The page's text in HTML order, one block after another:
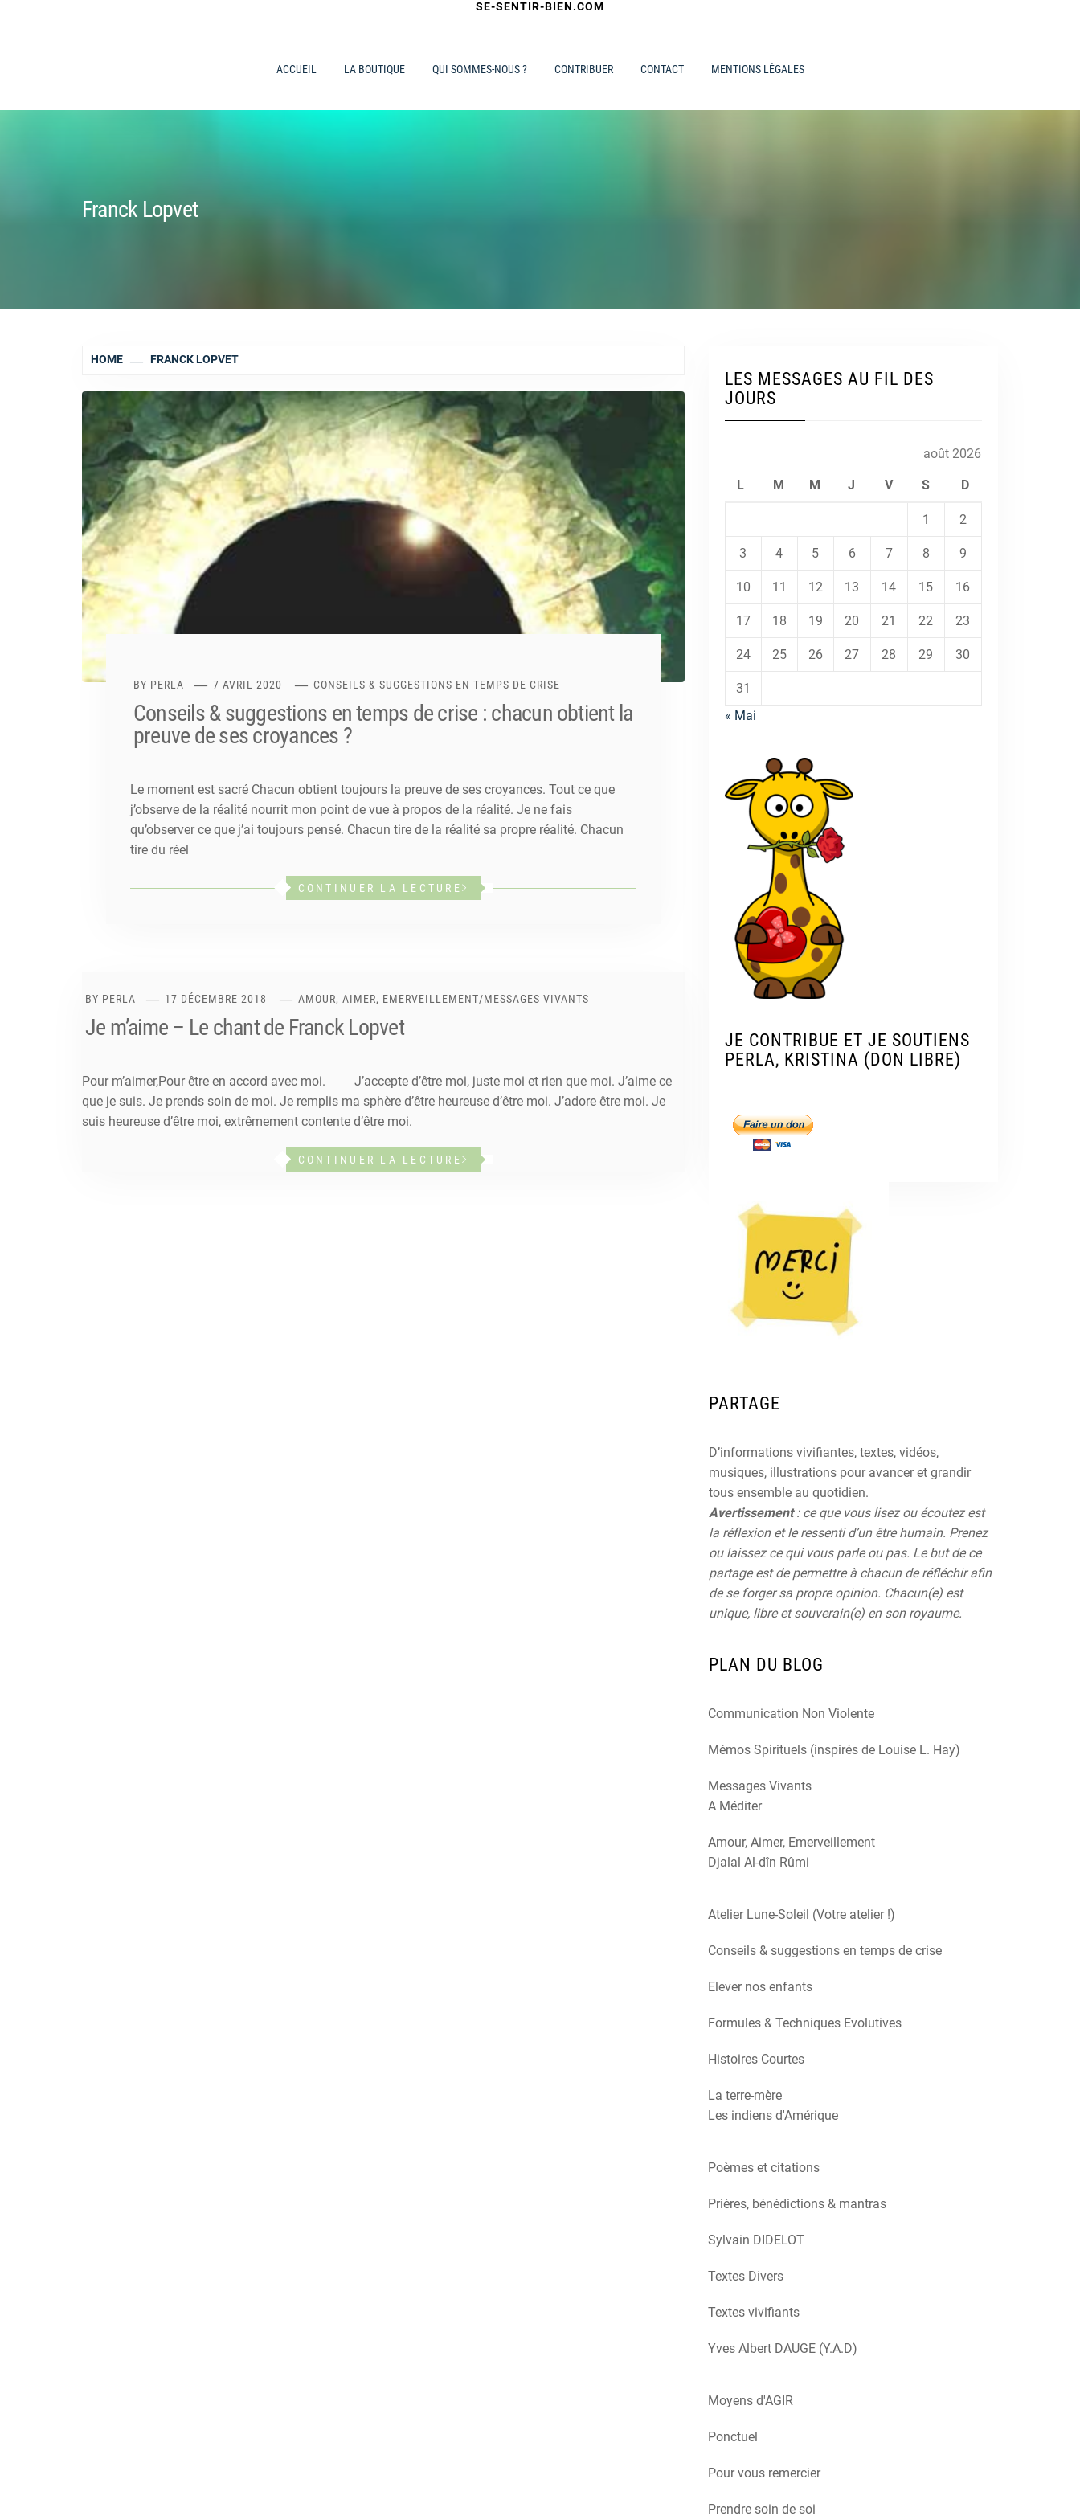
SE-SENTIR-BIEN.COM
ACCUEIL LA BOUTIQUE QUI SOMMES-NOUS ? CONTRIBUER CONTACT MENTIONS LÉGALES
Franck Lopvet
HOME FRANCK LOPVET
BY PERLA 7 AVRIL 2020 CONSEILS & SUGGESTIONS EN TEMPS DE CRISE
Conseils & suggestions en temps de crise : chacun obtient la
preuve de ses croyances ?
Le moment est sacré Chacun obtient toujours la preuve de ses croyances. Tout ce que
j’observe de la réalité nourrit mon point de vue à propos de la réalité. Je ne fais
qu’observer ce que j’ai toujours pensé. Chacun tire de la réalité sa propre réalité. Chacun
tire du réel
CONTINUER LA LECTURE
BY PERLA 17 DÉCEMBRE 2018 AMOUR, AIMER, EMERVEILLEMENT/MESSAGES VIVANTS
Je m’aime – Le chant de Franck Lopvet
Pour m’aimer,Pour être en accord avec moi. J’accepte d’être moi, juste moi et rien que moi. J’aime ce
que je suis. Je prends soin de moi. Je remplis ma sphère d’être heureuse d’être moi. J’adore être moi. Je
suis heureuse d’être moi, extrêmement contente d’être moi.
CONTINUER LA LECTURE
LES MESSAGES AU FIL DES
JOURS
août 2026
L M M J V S D
1 2
3 4 5 6 7 8 9
10 11 12 13 14 15 16
17 18 19 20 21 22 23
24 25 26 27 28 29 30
31
« Mai
JE CONTRIBUE ET JE SOUTIENS
PERLA, KRISTINA (DON LIBRE)
PARTAGE
D’informations vivifiantes, textes, vidéos,
musiques, illustrations pour avancer et grandir
tous ensemble au quotidien.
Avertissement: ce que vous lisez ou écoutez est
la réflexion et le ressenti d’un être humain. Prenez
ou laissez ce qui vous parle ou pas. Le but de ce
partage est de permettre à chacun de réfléchir afin
de se forger sa propre opinion. Chacun(e) est
unique, libre et souverain(e) en son royaume.
PLAN DU BLOG
Communication Non Violente
Mémos Spirituels (inspirés de Louise L. Hay)
Messages Vivants
A Méditer
Amour, Aimer, Emerveillement
Djalal Al-dîn Rûmi
Atelier Lune-Soleil (Votre atelier !)
Conseils & suggestions en temps de crise
Elever nos enfants
Formules & Techniques Evolutives
Histoires Courtes
La terre-mère
Les indiens d'Amérique
Poèmes et citations
Prières, bénédictions & mantras
Sylvain DIDELOT
Textes Divers
Textes vivifiants
Yves Albert DAUGE (Y.A.D)
Moyens d'AGIR
Ponctuel
Pour vous remercier
Prendre soin de soi